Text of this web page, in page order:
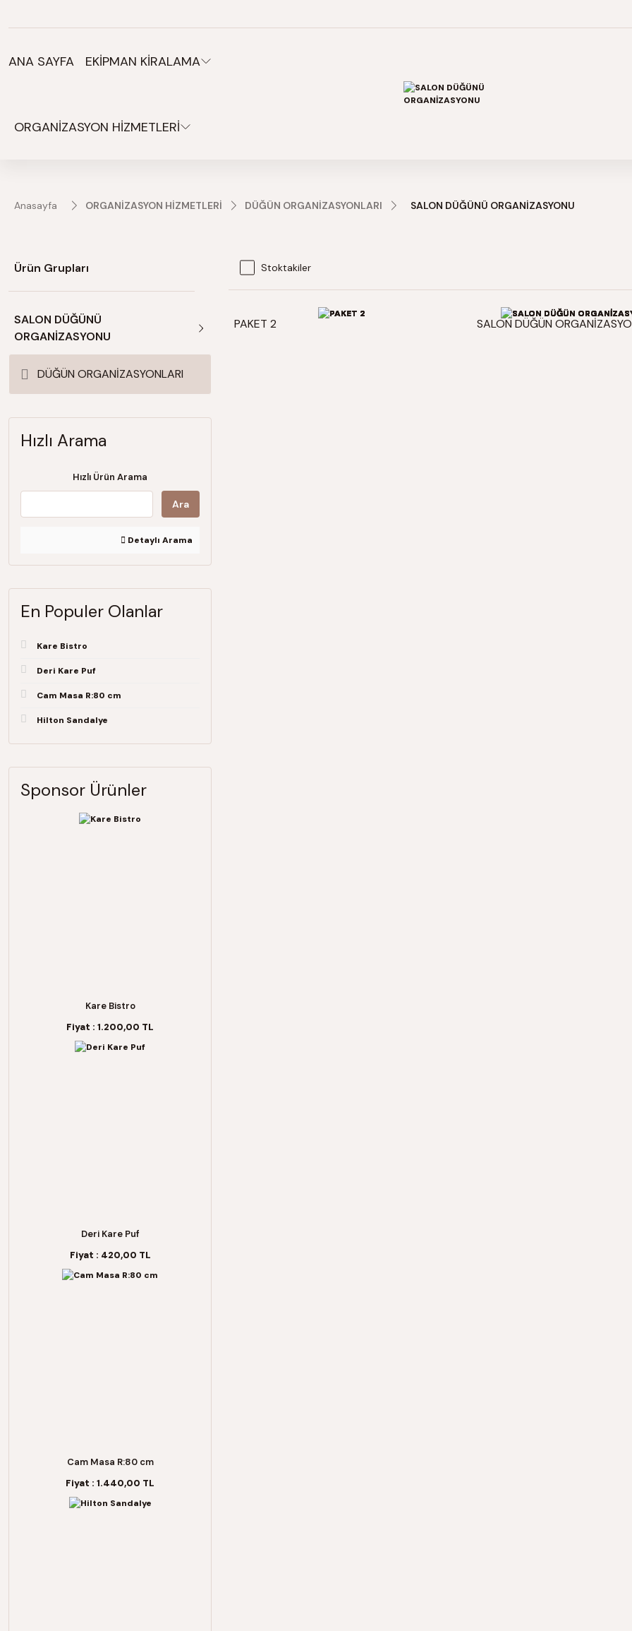
Organizasyonlarınız için tüm ihtiyaçlarınız burada.
ANA SAYFA EKİPMAN KİRALAMA
ORGANİZASYON HİZMETLERİ
Anasayfa ORGANİZASYON HİZMETLERİ DÜĞÜN ORGANİZASYONLARI SALON DÜĞÜNÜ ORGANİZASYONU
Ürün Grupları
SALON DÜĞÜNÜ
ORGANİZASYONU
DÜĞÜN ORGANİZASYONLARI
Hızlı Arama
Hızlı Ürün Arama
Ara
Detaylı Arama
En Populer Olanlar
Kare Bistro
Deri Kare Puf
Cam Masa R:80 cm
Hilton Sandalye
Sponsor Ürünler
Kare Bistro
Fiyat : 1.200,00 TL
Deri Kare Puf
Fiyat : 420,00 TL
Cam Masa R:80 cm
Fiyat : 1.440,00 TL
Stoktakiler
PAKET 2 SALON DÜĞÜN